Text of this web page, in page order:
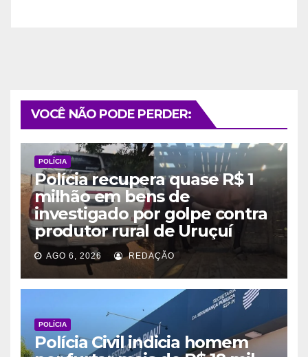
VOCÊ NÃO PODE PERDER:
POLÍCIA
Polícia recupera quase R$ 1
milhão em bens de
investigado por golpe contra
produtor rural de Uruçuí
AGO 6, 2026 REDAÇÃO
POLÍCIA
Polícia Civil indicia homem